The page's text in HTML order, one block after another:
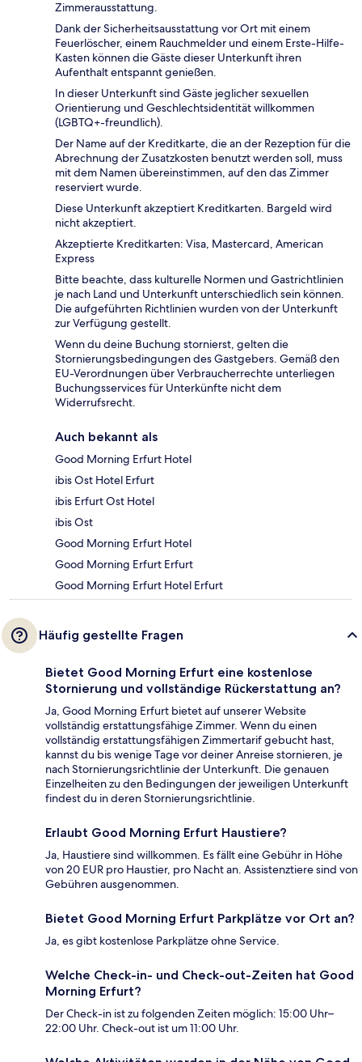
Zimmerausstattung.
Dank der Sicherheitsausstattung vor Ort mit einem
Feuerlöscher, einem Rauchmelder und einem Erste-Hilfe-
Kasten können die Gäste dieser Unterkunft ihren
Aufenthalt entspannt genießen.
In dieser Unterkunft sind Gäste jeglicher sexuellen
Orientierung und Geschlechtsidentität willkommen
(LGBTQ+-freundlich).
Der Name auf der Kreditkarte, die an der Rezeption für die
Abrechnung der Zusatzkosten benutzt werden soll, muss
mit dem Namen übereinstimmen, auf den das Zimmer
reserviert wurde.
Diese Unterkunft akzeptiert Kreditkarten. Bargeld wird
nicht akzeptiert.
Akzeptierte Kreditkarten: Visa, Mastercard, American
Express
Bitte beachte, dass kulturelle Normen und Gastrichtlinien
je nach Land und Unterkunft unterschiedlich sein können.
Die aufgeführten Richtlinien wurden von der Unterkunft
zur Verfügung gestellt.
Wenn du deine Buchung stornierst, gelten die
Stornierungsbedingungen des Gastgebers. Gemäß den
EU-Verordnungen über Verbraucherrechte unterliegen
Buchungsservices für Unterkünfte nicht dem
Widerrufsrecht.
Auch bekannt als
Good Morning Erfurt Hotel
ibis Ost Hotel Erfurt
ibis Erfurt Ost Hotel
ibis Ost
Good Morning Erfurt Hotel
Good Morning Erfurt Erfurt
Good Morning Erfurt Hotel Erfurt
Häufig gestellte Fragen
Bietet Good Morning Erfurt eine kostenlose
Stornierung und vollständige Rückerstattung an?
Ja, Good Morning Erfurt bietet auf unserer Website
vollständig erstattungsfähige Zimmer. Wenn du einen
vollständig erstattungsfähigen Zimmertarif gebucht hast,
kannst du bis wenige Tage vor deiner Anreise stornieren, je
nach Stornierungsrichtlinie der Unterkunft. Die genauen
Einzelheiten zu den Bedingungen der jeweiligen Unterkunft
findest du in deren Stornierungsrichtlinie.
Erlaubt Good Morning Erfurt Haustiere?
Ja, Haustiere sind willkommen. Es fällt eine Gebühr in Höhe
von 20 EUR pro Haustier, pro Nacht an. Assistenztiere sind von
Gebühren ausgenommen.
Bietet Good Morning Erfurt Parkplätze vor Ort an?
Ja, es gibt kostenlose Parkplätze ohne Service.
Welche Check-in- und Check-out-Zeiten hat Good
Morning Erfurt?
Der Check-in ist zu folgenden Zeiten möglich: 15:00 Uhr–
22:00 Uhr. Check-out ist um 11:00 Uhr.